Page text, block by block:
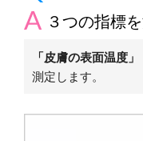
３つの指標
「皮膚の表面温度 」
測定します。